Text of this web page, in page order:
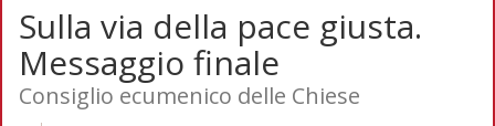
Sulla via della pace giusta.
Messaggio finale
Consiglio ecumenico delle Chiese